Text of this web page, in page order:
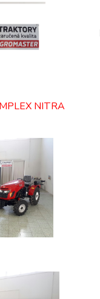
NITRA